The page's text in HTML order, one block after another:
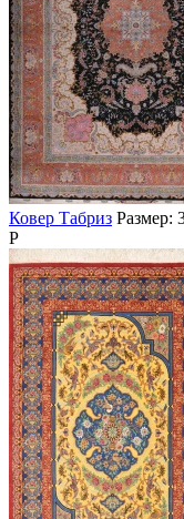
Ковер Табриз Размер:
Р